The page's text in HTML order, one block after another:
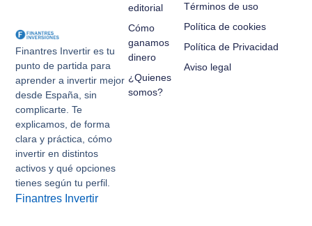
Finantres Invertir es tu
punto de partida para
aprender a invertir mejor
desde España, sin
complicarte. Te
explicamos, de forma
clara y práctica, cómo
invertir en distintos
activos y qué opciones
tienes según tu perfil.
Finantres Invertir
editorial
Cómo
ganamos
dinero
¿Quienes
somos?
Términos de uso
Política de cookies
Política de Privacidad
Aviso legal